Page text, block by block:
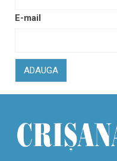
E-mail
ADAUGA